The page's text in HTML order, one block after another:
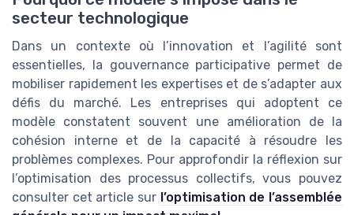
secteur technologique
Dans un contexte où l’innovation et l’agilité sont
essentielles, la gouvernance participative permet de
mobiliser rapidement les expertises et de s’adapter aux
défis du marché. Les entreprises qui adoptent ce
modèle constatent souvent une amélioration de la
cohésion interne et de la capacité à résoudre les
problèmes complexes. Pour approfondir la réflexion sur
l’optimisation des processus collectifs, vous pouvez
consulter cet article sur l’optimisation de l’assemblée